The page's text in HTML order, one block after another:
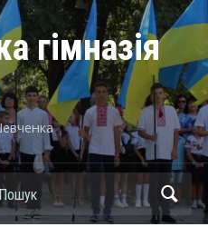
гімназія